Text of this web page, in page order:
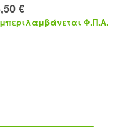
€
Φ.Π.Α.